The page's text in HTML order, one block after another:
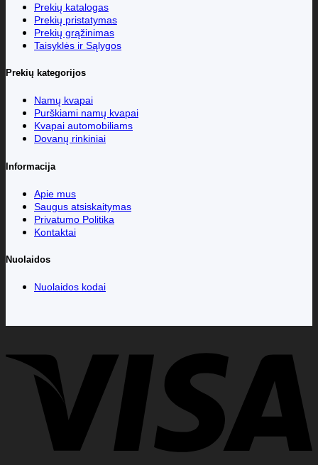
Prekių katalogas
Prekių pristatymas
Prekių grąžinimas
Taisyklės ir Sąlygos
Prekių kategorijos
Namų kvapai
Purškiami namų kvapai
Kvapai automobiliams
Dovanų rinkiniai
Informacija
Apie mus
Saugus atsiskaitymas
Privatumo Politika
Kontaktai
Nuolaidos
Nuolaidos kodai